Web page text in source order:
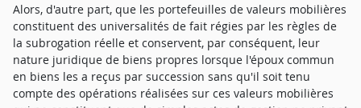
Alors, d'autre part, que les portefeuilles de valeurs mobilières
constituent des universalités de fait régies par les règles de
la subrogation réelle et conservent, par conséquent, leur
nature juridique de biens propres lorsque l'époux commun
en biens les a reçus par succession sans qu'il soit tenu
compte des opérations réalisées sur ces valeurs mobilières